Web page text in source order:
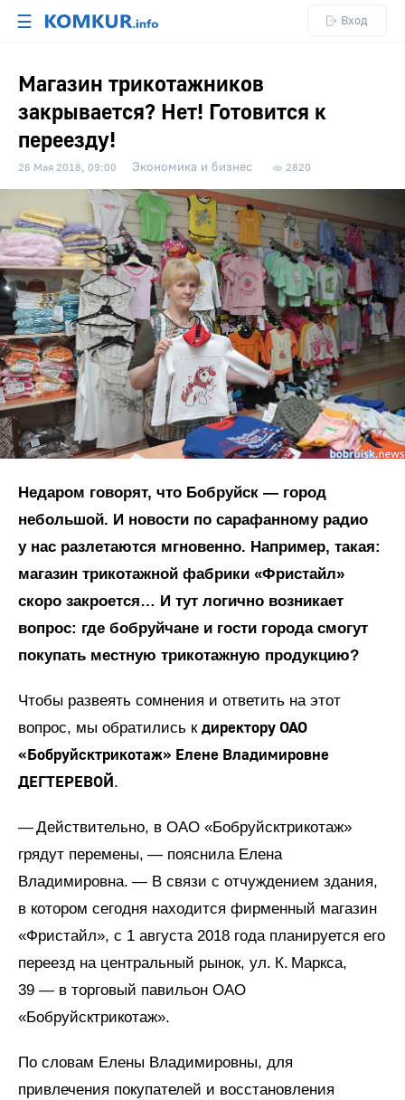
☰ Вход
Магазин трикотажников
закрывается? Нет! Готовится к
переезду!
26 Мая 2018, 09:00 Экономика и бизнес 2820
Недаром говорят, что Бобруйск — город
небольшой. И новости по сарафанному радио
у нас разлетаются мгновенно. Например, такая:
магазин трикотажной фабрики «Фристайл»
скоро закроется… И тут логично возникает
вопрос: где бобруйчане и гости города смогут
покупать местную трикотажную продукцию?
Чтобы развеять сомнения и ответить на этот
вопрос, мы обратились к директору ОАО
«Бобруйсктрикотаж» Елене Владимировне
ДЕГТЕРЕВОЙ.
— Действительно, в ОАО «Бобруйсктрикотаж»
грядут перемены, — пояснила Елена
Владимировна. — В связи с отчуждением здания,
в котором сегодня находится фирменный магазин
«Фристайл», с 1 августа 2018 года планируется его
переезд на центральный рынок, ул. К. Маркса,
39 — в торговый павильон ОАО
«Бобруйсктрикотаж».
По словам Елены Владимировны, для
привлечения покупателей и восстановления